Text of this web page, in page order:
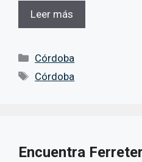
Leer más
Categorías
Córdoba
Etiquetas
Córdoba
Encuentra